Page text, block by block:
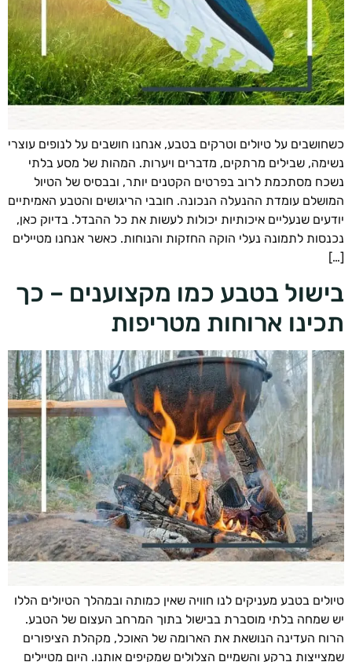
על טיולים וטרקים בטבע, אנחנו חושבים על לנופים עוצרי
שבילים מרתקים, מדברים ויערות. המהות של מסע בלתי
מסתכמת לרוב בפרטים הקטנים יותר, ובבסיס של הטיול
עומדת ההנעלה הנכונה. חובבי הריגושים והטבע האמיתיים
שנעליים איכותיות יכולות לעשות את כל ההבדל. בדיוק כאן,
לתמונה נעלי הוקה החזקות והנוחות. כאשר אנחנו מטיילים
בטבע כמו מקצוענים – כך
ארוחות מטריפות
בטבע מעניקים לנו חוויה שאין כמותה ובמהלך הטיולים הללו
בלתי מוסברת בבישול בתוך המרחב העצום של הטבע.
העדינה הנושאת את הארומה של האוכל, מקהלת הציפורים
ברקע והשמיים הצלולים שמקיפים אותנו. היום מטיילים